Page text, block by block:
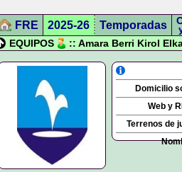
FRE 2025-26 Temporadas
EQUIPOS
:: Amara Berri Kirol
Domicilio
Web y
Terrenos de